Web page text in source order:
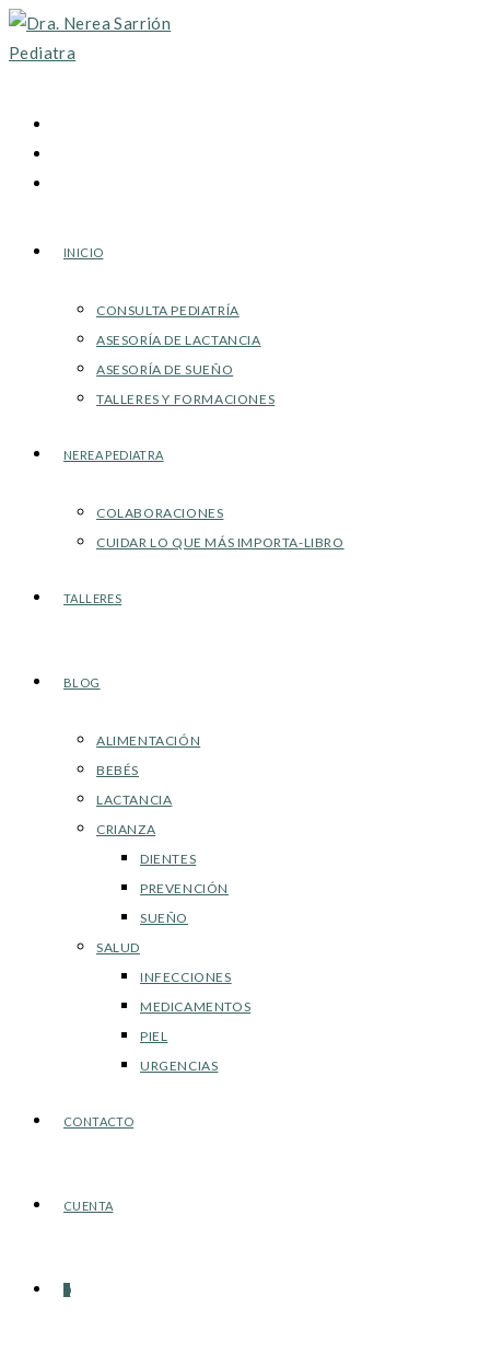
Ir
al
INICIO
CONSULTA PEDIATRÍA
ASESORÍA DE LACTANCIA
ASESORÍA DE SUEÑO
TALLERES Y FORMACIONES
NEREA PEDIATRA
COLABORACIONES
CUIDAR LO QUE MÁS IMPORTA-LIBRO
TALLERES
BLOG
ALIMENTACIÓN
BEBÉS
LACTANCIA
CRIANZA
DIENTES
PREVENCIÓN
SUEÑO
SALUD
INFECCIONES
MEDICAMENTOS
PIEL
URGENCIAS
CONTACTO
CUENTA
0